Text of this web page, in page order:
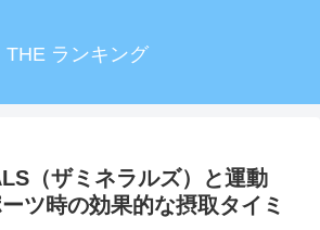
THE ランキング
（ザミネラルズ）と運動
ツ時の効果的な摂取タイミ